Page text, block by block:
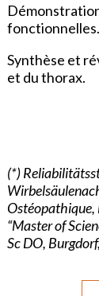
fonctionnelles.
Synthèse et
et du thorax.
(*)
Ostéopathique,
“Master of
Sc DO,